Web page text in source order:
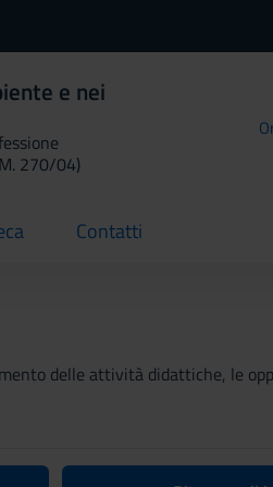
e nei
270/04)
Contatti
current
delle attività didattiche, le